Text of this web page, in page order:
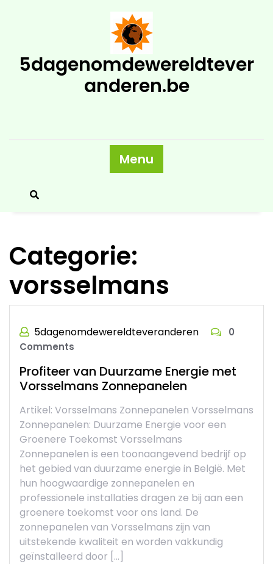
5dagenomdewereldtever
anderen.be
Menu
Categorie:
vorsselmans
5dagenomdewereldteveranderen
0
Comments
Profiteer van Duurzame Energie met
Vorsselmans Zonnepanelen
Artikel: Vorsselmans Zonnepanelen Vorsselmans
Zonnepanelen: Duurzame Energie voor een
Groenere Toekomst Vorsselmans
Zonnepanelen is een toonaangevend bedrijf op
het gebied van duurzame energie in België. Met
hun hoogwaardige zonnepanelen en
professionele installaties dragen ze bij aan een
groenere toekomst voor ons land. De
zonnepanelen van Vorsselmans zijn van
uitstekende kwaliteit en worden vakkundig
geïnstalleerd door […]